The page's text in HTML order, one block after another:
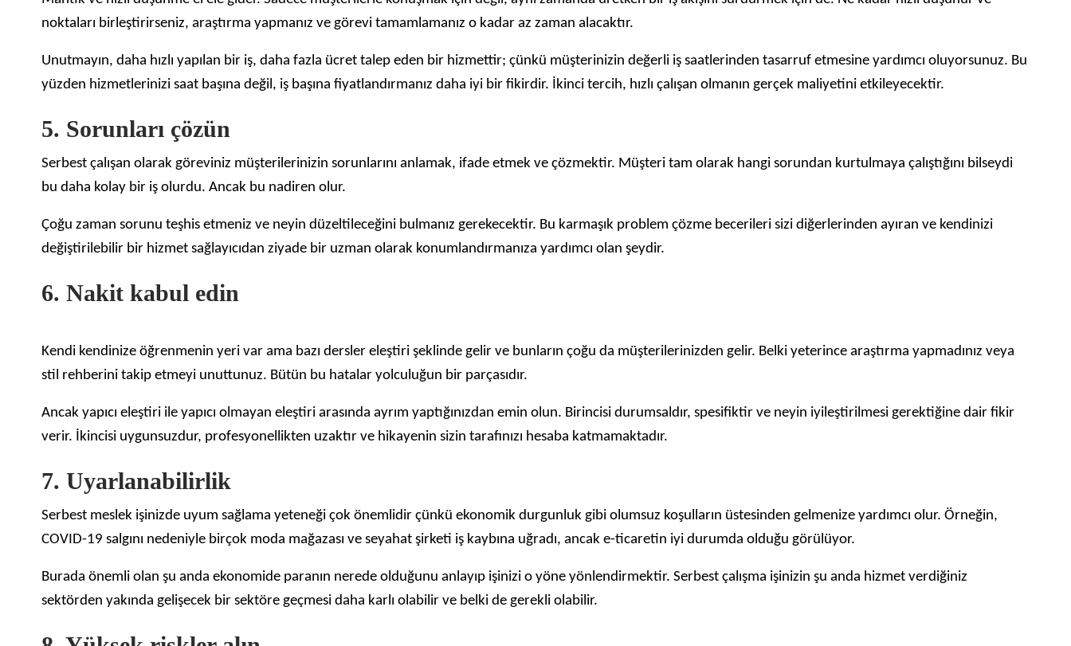
noktaları birleştirirseniz, araştırma yapmanız ve görevi tamamlamanız o kadar az zaman alacaktır.
Unutmayın, daha hızlı yapılan bir iş, daha fazla ücret talep eden bir hizmettir; çünkü müşterinizin değerli iş saatlerinden tasarruf etmesine yardımcı oluyorsunuz. Bu
yüzden hizmetlerinizi saat başına değil, iş başına fiyatlandırmanız daha iyi bir fikirdir. İkinci tercih, hızlı çalışan olmanın gerçek maliyetini etkileyecektir.
5. Sorunları çözün
Serbest çalışan olarak göreviniz müşterilerinizin sorunlarını anlamak, ifade etmek ve çözmektir. Müşteri tam olarak hangi sorundan kurtulmaya çalıştığını bilseydi
bu daha kolay bir iş olurdu. Ancak bu nadiren olur.
Çoğu zaman sorunu teşhis etmeniz ve neyin düzeltileceğini bulmanız gerekecektir. Bu karmaşık problem çözme becerileri sizi diğerlerinden ayıran ve kendinizi
değiştirilebilir bir hizmet sağlayıcıdan ziyade bir uzman olarak konumlandırmanıza yardımcı olan şeydir.
6. Nakit kabul edin
Kendi kendinize öğrenmenin yeri var ama bazı dersler eleştiri şeklinde gelir ve bunların çoğu da müşterilerinizden gelir. Belki yeterince araştırma yapmadınız veya
stil rehberini takip etmeyi unuttunuz. Bütün bu hatalar yolculuğun bir parçasıdır.
Ancak yapıcı eleştiri ile yapıcı olmayan eleştiri arasında ayrım yaptığınızdan emin olun. Birincisi durumsaldır, spesifiktir ve neyin iyileştirilmesi gerektiğine dair fikir
verir. İkincisi uygunsuzdur, profesyonellikten uzaktır ve hikayenin sizin tarafınızı hesaba katmamaktadır.
7. Uyarlanabilirlik
Serbest meslek işinizde uyum sağlama yeteneği çok önemlidir çünkü ekonomik durgunluk gibi olumsuz koşulların üstesinden gelmenize yardımcı olur. Örneğin,
COVID-19 salgını nedeniyle birçok moda mağazası ve seyahat şirketi iş kaybına uğradı, ancak e-ticaretin iyi durumda olduğu görülüyor.
Burada önemli olan şu anda ekonomide paranın nerede olduğunu anlayıp işinizi o yöne yönlendirmektir. Serbest çalışma işinizin şu anda hizmet verdiğiniz
sektörden yakında gelişecek bir sektöre geçmesi daha karlı olabilir ve belki de gerekli olabilir.